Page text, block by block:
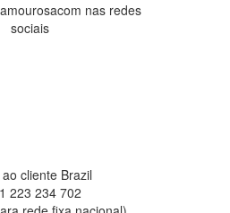
nas redes
sociais
cliente Brazil
223 234 702